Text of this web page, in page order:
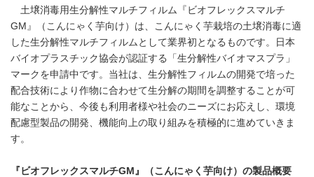
土壌消毒用生分解性マルチフィルム『ビオフレックスマルチ
GM』（こんにゃく芋向け）は、こんにゃく芋栽培の土壌消毒に適
した生分解性マルチフィルムとして業界初となるものです。日本
バイオプラスチック協会が認証する「生分解性バイオマスプラ」
マークを申請中です。当社は、生分解性フィルムの開発で培った
配合技術により作物に合わせて生分解の期間を調整することが可
能なことから、今後も利用者様や社会のニーズにお応えし、環境
配慮型製品の開発、機能向上の取り組みを積極的に進めていきま
す。
『ビオフレックスマルチGM 』（こんにゃく芋向け）の製品概要